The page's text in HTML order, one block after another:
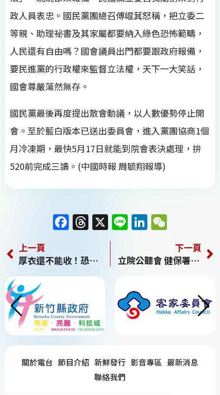
政人員表忠。國民黨團總召傅崐萁怒稱，把立委二
等親、助理祕書及其家屬都要納入綠色恐怖範疇，
人民還有自由嗎？國會議員出門都要跟政府報備，
要民進黨的行政權來監督立法權，天下一大笑話，
國會尊嚴蕩然無存。
國民黨最後再度提出散會動議，以人數優勢停止開
會。至於藍白版本已送出委員會，進入黨團協商1個
月冷凍期，最快5月17日就能到院會表決處理，拚
520前完成三讀。(中國時報 周毓翔報導)
F
a
c
e
o
o
k
T
h
re
a
s
X Li
n
e
Li
n
k
e
n
C
h
上一頁
厚衣還不能收！恐現「1字頭」低溫 溼冷時間曝
下一頁
立院公聽會 健保署傾向保障住院點值
關於電台 節目介紹 新鮮發行 影音專區 最新消息
聯絡我們